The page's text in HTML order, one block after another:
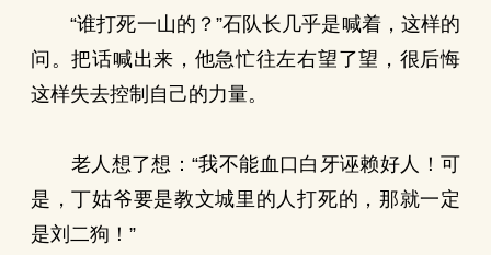
“谁打死一山的？”石队长几乎是喊着，这样的
问。把话喊出来，他急忙往左右望了望，很后悔
这样失去控制自己的力量。
老人想了想：“我不能血口白牙诬赖好人！可
是，丁姑爷要是教文城里的人打死的，那就一定
是刘二狗！”